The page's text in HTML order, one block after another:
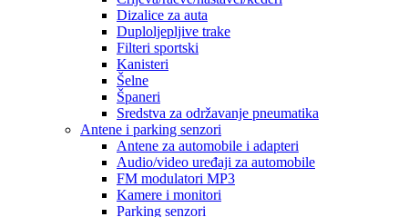
Dizalice za auta
Duploljepljive trake
Filteri sportski
Kanisteri
Šelne
Španeri
Sredstva za održavanje pneumatika
Antene i parking senzori
Antene za automobile i adapteri
Audio/video uređaji za automobile
FM modulatori MP3
Kamere i monitori
Parking senzori